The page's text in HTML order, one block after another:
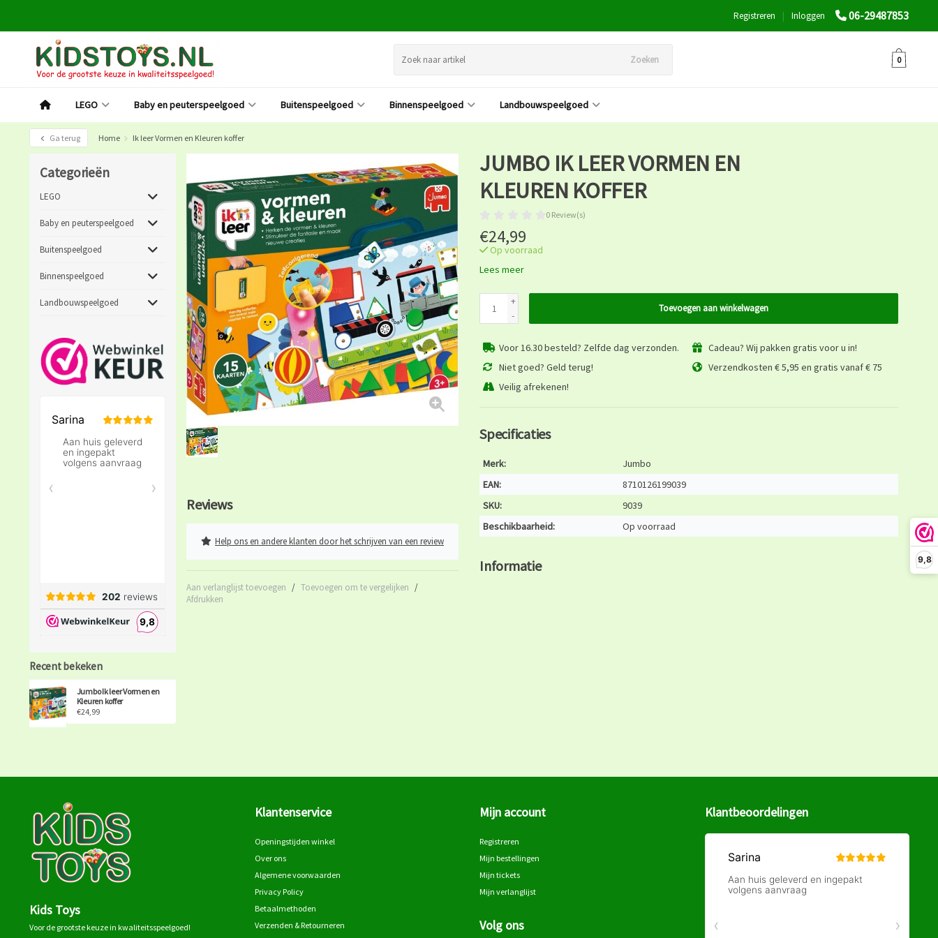
9,8
06-29487853
Inloggen
|
Registreren
Zoeken 0
LEGO Baby en peuterspeelgoed Buitenspeelgoed Binnenspeelgoed Landbouwspeelgoed
Ga terug Home Ik leer Vormen en Kleuren koffer
Categorieën
LEGO
Baby en peuterspeelgoed
Buitenspeelgoed
Binnenspeelgoed
Landbouwspeelgoed
Recent bekeken
Jumbo Ik leer Vormen en
Kleuren koffer
€24,99
Reviews
Help ons en andere klanten door het schrijven van een review
Aan verlanglijst toevoegen / Toevoegen om te vergelijken /
Afdrukken
JUMBO IK LEER VORMEN EN
KLEUREN KOFFER
0 Review(s)
€24,99
Op voorraad
Lees meer
+
-
Toevoegen aan winkelwagen
Voor 16.30 besteld? Zelfde dag verzonden.
Cadeau? Wij pakken gratis voor u in!
Niet goed? Geld terug!
Verzendkosten € 5,95 en gratis vanaf € 75
Veilig afrekenen!
Specificaties
Merk:
Jumbo
EAN:
8710126199039
SKU:
9039
Beschikbaarheid:
Op voorraad
Informatie
Kids Toys
Voor de grootste keuze in kwaliteitsspeelgoed!
Klantenservice
Openingstijden winkel
Over ons
Algemene voorwaarden
Privacy Policy
Betaalmethoden
Verzenden & Retourneren
Mijn account
Registreren
Mijn bestellingen
Mijn tickets
Mijn verlanglijst
Volg ons
Klantbeoordelingen